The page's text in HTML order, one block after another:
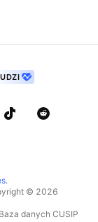
.
© 2026
danych CUSIP